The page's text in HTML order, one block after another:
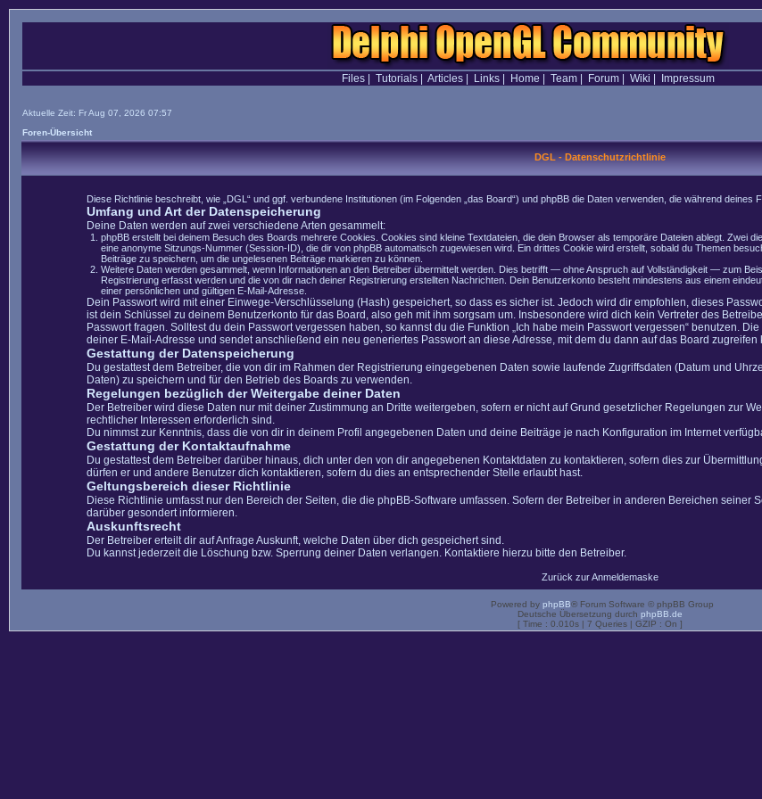
Files| Tutorials| Articles| Links| Home Team| Forum| Wiki Impressum
Aktuelle Zeit: Fr Aug 07, 2026 07:57
Foren-Übersicht
DGL - Datenschutzrichtlinie
Diese Richtlinie beschreibt, wie „DGL“ und ggf. verbundene Institutionen (im Folgenden „das Board“) und phpBB die Daten verwenden, die während deines
Umfang und Art der Datenspeicherung
Deine Daten werden auf zwei verschiedene Arten gesammelt:
phpBB erstellt bei deinem Besuch des Boards mehrere Cookies. Cookies sind kleine Textdateien, die dein Browser als temporäre Dateien ablegt. Zwei
eine anonyme Sitzungs-Nummer (Session-ID), die dir von phpBB automatisch zugewiesen wird. Ein drittes Cookie wird erstellt, sobald du Themen
Beiträge zu speichern, um die ungelesenen Beiträge markieren zu können.
Weitere Daten werden gesammelt, wenn Informationen an den Betreiber übermittelt werden. Dies betrifft — ohne Anspruch auf Vollständigkeit — zum
Registrierung erfasst werden und die von dir nach deiner Registrierung erstellten Nachrichten. Dein Benutzerkonto besteht mindestens aus einem
einer persönlichen und gültigen E-Mail-Adresse.
Dein Passwort wird mit einer Einwege-Verschlüsselung (Hash) gespeichert, so dass es sicher ist. Jedoch wird dir empfohlen, dieses
ist dein Schlüssel zu deinem Benutzerkonto für das Board, also geh mit ihm sorgsam um. Insbesondere wird dich kein Vertreter des
Passwort fragen. Solltest du dein Passwort vergessen haben, so kannst du die Funktion „Ich habe mein Passwort vergessen“ benutzen.
deiner E-Mail-Adresse und sendet anschließend ein neu generiertes Passwort an diese Adresse, mit dem du dann auf das Board zugreifen
Gestattung der Datenspeicherung
Du gestattest dem Betreiber, die von dir im Rahmen der Registrierung eingegebenen Daten sowie laufende Zugriffsdaten (Datum und
Daten) zu speichern und für den Betrieb des Boards zu verwenden.
Regelungen bezüglich der Weitergabe deiner Daten
Der Betreiber wird diese Daten nur mit deiner Zustimmung an Dritte weitergeben, sofern er nicht auf Grund gesetzlicher Regelungen zur
rechtlicher Interessen erforderlich sind.
Du nimmst zur Kenntnis, dass die von dir in deinem Profil angegebenen Daten und deine Beiträge je nach Konfiguration im Internet
Gestattung der Kontaktaufnahme
Du gestattest dem Betreiber darüber hinaus, dich unter den von dir angegebenen Kontaktdaten zu kontaktieren, sofern dies zur
dürfen er und andere Benutzer dich kontaktieren, sofern du dies an entsprechender Stelle erlaubt hast.
Geltungsbereich dieser Richtlinie
Diese Richtlinie umfasst nur den Bereich der Seiten, die die phpBB-Software umfassen. Sofern der Betreiber in anderen Bereichen seiner
darüber gesondert informieren.
Auskunftsrecht
Der Betreiber erteilt dir auf Anfrage Auskunft, welche Daten über dich gespeichert sind.
Du kannst jederzeit die Löschung bzw. Sperrung deiner Daten verlangen. Kontaktiere hierzu bitte den Betreiber.
Zurück zur Anmeldemaske
Powered by phpBB® Forum Software © phpBB Group
Deutsche Übersetzung durch phpBB.de
[ Time : 0.010s | 7 Queries | GZIP : On ]